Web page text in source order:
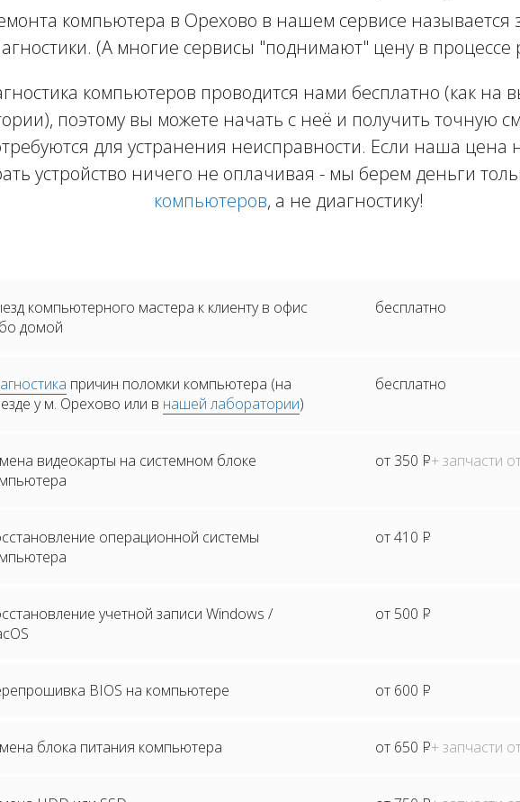
компьютера в Орехово в нашем сервисе называется
(А многие сервисы "поднимают" цену в процессе
компьютеров проводится нами бесплатно (как на
поэтому вы можете начать с неё и получить точную
для устранения неисправности. Если наша цена
устройство ничего не оплачивая - мы берем деньги
компьютеров, а не диагностику!
компьютерного мастера к клиенту в офис
домой
бесплатно
причин поломки компьютера (на
у м. Орехово или в нашей лаборатории)
бесплатно
видеокарты на системном блоке
от 350 Р+ запчасти
операционной системы
от 410 Р
учетной записи Windows /
от 500 Р
BIOS на компьютере от 600 Р
блока питания компьютера от 650 Р+ запчасти